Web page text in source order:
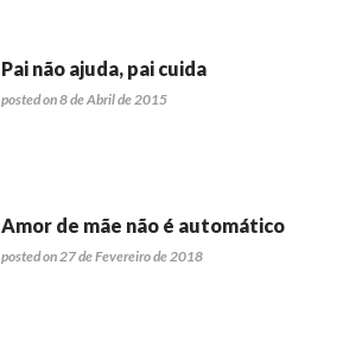
Pai não ajuda, pai cuida
posted on 8 de Abril de 2015
Amor de mãe não é automático
posted on 27 de Fevereiro de 2018